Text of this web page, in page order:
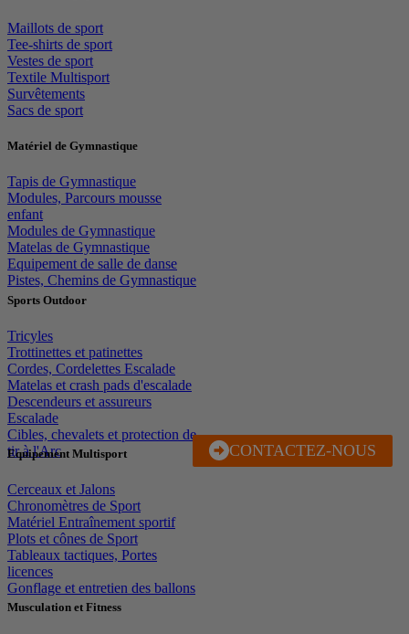
J'EN PROFITE
CONTACTEZ-NOUS
Maillots de sport
Tee-shirts de sport
Vestes de sport
Textile Multisport
Survêtements
Sacs de sport
Matériel de Gymnastique
Tapis de Gymnastique
Modules, Parcours mousse
enfant
Modules de Gymnastique
Matelas de Gymnastique
Equipement de salle de danse
Pistes, Chemins de Gymnastique
Sports Outdoor
Tricyles
Trottinettes et patinettes
Cordes, Cordelettes Escalade
Matelas et crash pads d'escalade
Descendeurs et assureurs
Escalade
Cibles, chevalets et protection de
tir à l'Arc
Equipement Multisport
Cerceaux et Jalons
Chronomètres de Sport
Matériel Entraînement sportif
Plots et cônes de Sport
Tableaux tactiques, Portes
licences
Gonflage et entretien des ballons
Musculation et Fitness